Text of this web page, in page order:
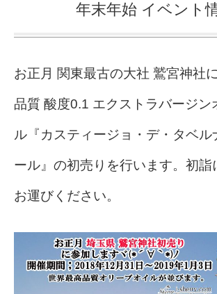
年末年始 イベント
お正月 関東最古の大社 鷲宮神社
品質 酸度0.1 エクストラバージン
ル『カスティージョ・デ・タベル
ール』の初売りを行います。初詣
お運びください。